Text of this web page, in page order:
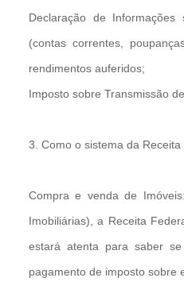
Declaração de Informações
(contas correntes,
rendimentos auferidos;
Imposto sobre Transmissão
3. Como o sistema da Receita
Compra e venda de
Imobiliárias), a Receita
estará atenta para saber
pagamento de imposto sobre